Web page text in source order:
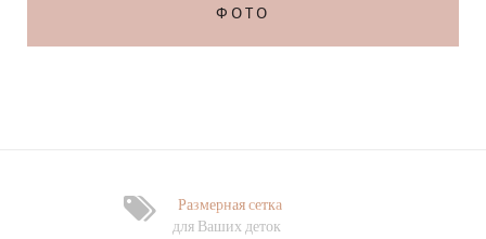
ФОТО
Размерная сетка
для Ваших деток